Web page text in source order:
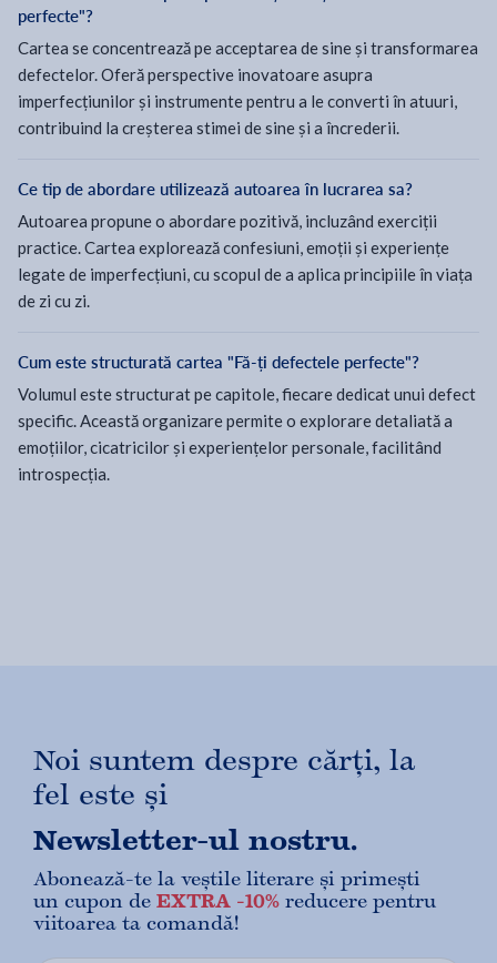
perfecte"?
Cartea se concentrează pe acceptarea de sine și transformarea
defectelor. Oferă perspective inovatoare asupra
imperfecțiunilor și instrumente pentru a le converti în atuuri,
contribuind la creșterea stimei de sine și a încrederii.
Ce tip de abordare utilizează autoarea în lucrarea sa?
Autoarea propune o abordare pozitivă, incluzând exerciții
practice. Cartea explorează confesiuni, emoții și experiențe
legate de imperfecțiuni, cu scopul de a aplica principiile în viața
de zi cu zi.
Cum este structurată cartea "Fă-ți defectele perfecte"?
Volumul este structurat pe capitole, fiecare dedicat unui defect
specific. Această organizare permite o explorare detaliată a
emoțiilor, cicatricilor și experiențelor personale, facilitând
introspecția.
Noi suntem despre cărți, la
fel este și
Newsletter-ul nostru.
Abonează-te la veștile literare și primești
un cupon de EXTRA -10% reducere pentru
viitoarea ta comandă!